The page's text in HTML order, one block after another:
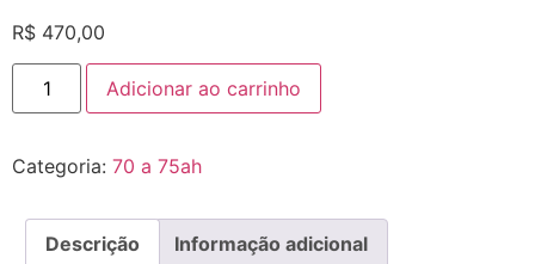
R$ 470,00
Adicionar ao carrinho
Categoria: 70 a 75ah
Descrição Informação adicional